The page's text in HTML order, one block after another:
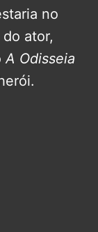
no
ator,
A Odisseia